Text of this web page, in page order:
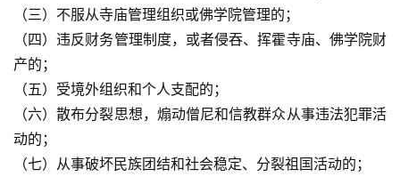
免
责
声
明
（三）不服从寺庙管理组织或佛学院管理的；
（四）违反财务管理制度，或者侵吞、挥霍寺庙、佛学院财
产的；
（五）受境外组织和个人支配的；
（六）散布分裂思想，煽动僧尼和信教群众从事违法犯罪活
动的；
（七）从事破坏民族团结和社会稳定、分裂祖国活动的；